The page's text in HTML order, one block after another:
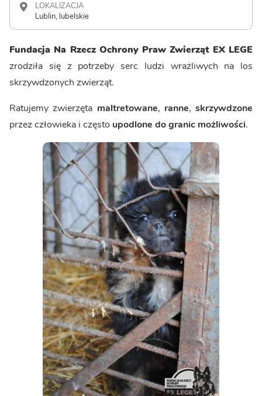
LOKALIZACJA
Lublin, lubelskie
Fundacja Na Rzecz Ochrony Praw Zwierząt EX LEGE
zrodziła się z potrzeby serc ludzi wrażliwych na los
skrzywdzonych zwierząt.
Ratujemy zwierzęta maltretowane, ranne, skrzywdzone
przez człowieka i często upodlone do granic możliwości.